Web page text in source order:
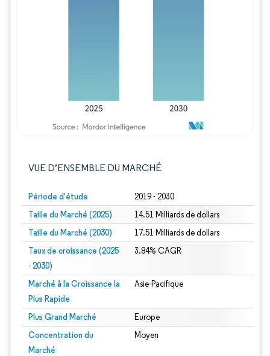
VUE D’ENSEMBLE DU MARCHÉ
Période d'étude 2019 - 2030
Taille du Marché (2025) 14.51 Milliards de dollars
Taille du Marché (2030) 17.51 Milliards de dollars
Taux de croissance (2025
- 2030)
3.84% CAGR
Marché à la Croissance la
Plus Rapide
Asie-Pacifique
Plus Grand Marché Europe
Concentration du
Marché
Moyen